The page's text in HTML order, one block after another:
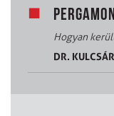
Hogyan
DR.